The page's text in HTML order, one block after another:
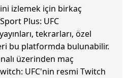
izlemek için birkaç
Plus: UFC
tekrarları, özel
bu platformda bulunabilir.
üzerinden maç
UFC'nin resmi Twitch